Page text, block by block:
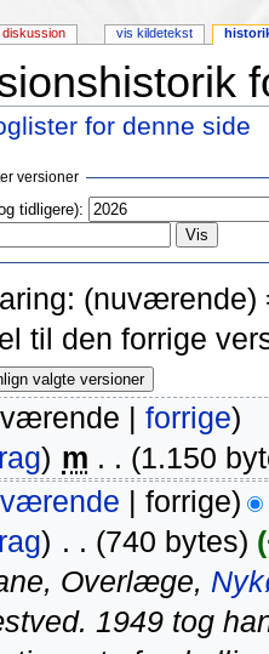
for denne side
versioner
tidligere):
til den forrige
| forrige)
) m . . (1.150
| forrige)
) . . (740 bytes)
Overlæge,
1949 tog
diskussion vis kildetekst